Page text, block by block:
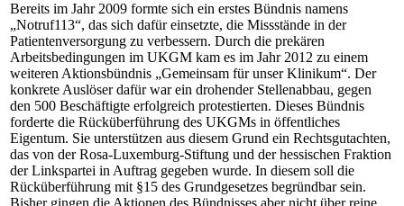
Bereits im Jahr 2009 formte sich ein erstes Bündnis namens
„Notruf113“, das sich dafür einsetzte, die Missstände in der
Patientenversorgung zu verbessern. Durch die prekären
Arbeitsbedingungen im UKGM kam es im Jahr 2012 zu einem
weiteren Aktionsbündnis „Gemeinsam für unser Klinikum“. Der
konkrete Auslöser dafür war ein drohender Stellenabbau, gegen
den 500 Beschäftigte erfolgreich protestierten. Dieses Bündnis
forderte die Rücküberführung des UKGMs in öffentliches
Eigentum. Sie unterstützen aus diesem Grund ein Rechtsgutachten,
das von der Rosa-Luxemburg-Stiftung und der hessischen Fraktion
der Linkspartei in Auftrag gegeben wurde. In diesem soll die
Rücküberführung mit §15 des Grundgesetzes begründbar sein.